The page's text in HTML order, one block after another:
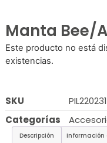
Manta Bee/
Este producto no está
existencias.
SKU
Categorías
Descripción